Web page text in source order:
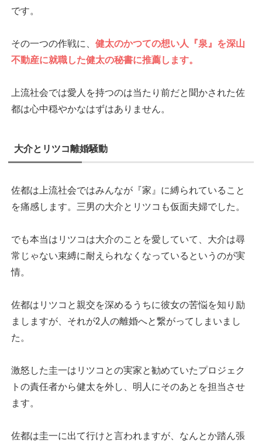
です。
その一つの作戦に、 健太のかつての想い人『泉』を深山
不動産に就職した健太の秘書に推薦します。
上流社会では愛人を持つのは当たり前だと聞かされた佐
都は心中穏やかなはずはありません。
大介とリツコ離婚騒動
佐都は上流社会ではみんなが『家』に縛られていること
を痛感します。三男の大介とリツコも仮面夫婦でした。
でも本当はリツコは大介のことを愛していて、大介は尋
常じゃない束縛に耐えられなくなっているというのが実
情。
佐都はリツコと親交を深めるうちに彼女の苦悩を知り励
ましますが、それが2人の離婚へと繋がってしまいまし
た。
激怒した圭一はリツコとの実家と勧めていたプロジェク
トの責任者から健太を外し、明人にそのあとを担当させ
ます。
佐都は圭一に出て行けと言われますが、なんとか踏ん張